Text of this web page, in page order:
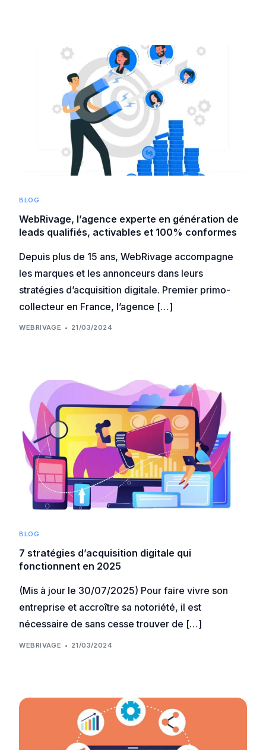
BLOG
WebRivage, l’agence experte en génération de
leads qualifiés, activables et 100% conformes
Depuis plus de 15 ans, WebRivage accompagne
les marques et les annonceurs dans leurs
stratégies d’acquisition digitale. Premier primo-
collecteur en France, l’agence […]
WEBRIVAGE 21/03/2024
BLOG
7 stratégies d’acquisition digitale qui
fonctionnent en 2025
(Mis à jour le 30/07/2025) Pour faire vivre son
entreprise et accroître sa notoriété, il est
nécessaire de sans cesse trouver de […]
WEBRIVAGE 21/03/2024